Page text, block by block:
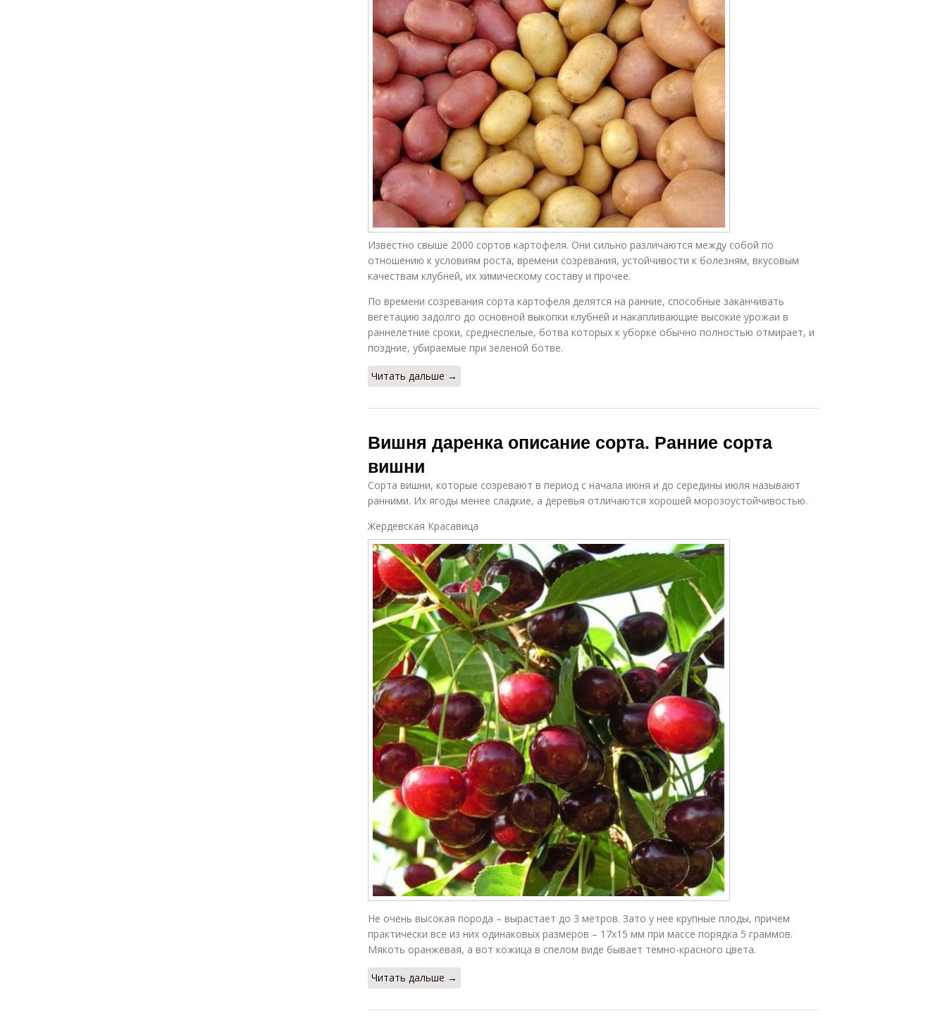
Известно свыше 2000 сортов картофеля. Они сильно различаются между собой по
отношению к условиям роста, времени созревания, устойчивости к болезням, вкусовым
качествам клубней, их химическому составу и прочее.
По времени созревания сорта картофеля делятся на ранние, способные заканчивать
вегетацию задолго до основной выкопки клубней и накапливающие высокие урожаи в
раннелетние сроки, среднеспелые, ботва которых к уборке обычно полностью отмирает, и
поздние, убираемые при зеленой ботве.
Читать дальше →
Вишня даренка описание сорта. Ранние сорта
вишни
Сорта вишни, которые созревают в период с начала июня и до середины июля называют
ранними. Их ягоды менее сладкие, а деревья отличаются хорошей морозоустойчивостью.
Жердевская Красавица
Не очень высокая порода – вырастает до 3 метров. Зато у нее крупные плоды, причем
практически все из них одинаковых размеров – 17х15 мм при массе порядка 5 граммов.
Мякоть оранжевая, а вот кожица в спелом виде бывает темно-красного цвета.
Читать дальше →